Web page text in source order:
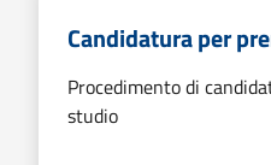
Candidatura per
Procedimento di
studio